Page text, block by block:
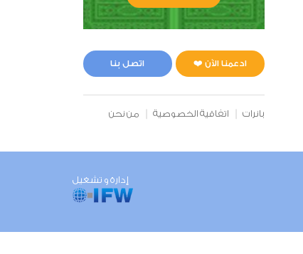
ادعمنا الآن ❤️ اتصل بنا
بانرات اتفاقية الخصوصية من نحن
إدارة و تشغيل